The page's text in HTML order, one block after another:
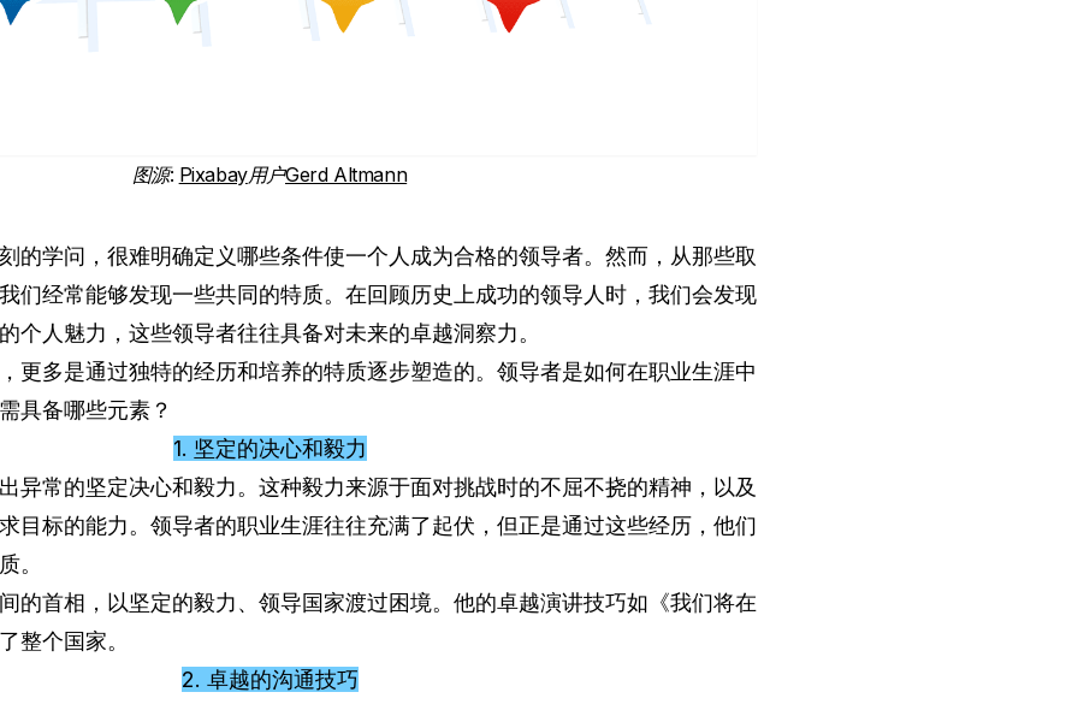
图源: Pixabay用户Gerd Altmann
的学问，很难明确定义哪些条件使一个人成为合格的领导者。然而，从那些取
们经常能够发现一些共同的特质。在回顾历史上成功的领导人时，我们会发现
个人魅力，这些领导者往往具备对未来的卓越洞察力。
更多是通过独特的经历和培养的特质逐步塑造的。领导者是如何在职业生涯中
具备哪些元素？
1. 坚定的决心和毅力
异常的坚定决心和毅力。这种毅力来源于面对挑战时的不屈不挠的精神，以及
目标的能力。领导者的职业生涯往往充满了起伏，但正是通过这些经历，他们
。
的首相，以坚定的毅力、领导国家渡过困境。他的卓越演讲技巧如《我们将在
整个国家。
2. 卓越的沟通技巧